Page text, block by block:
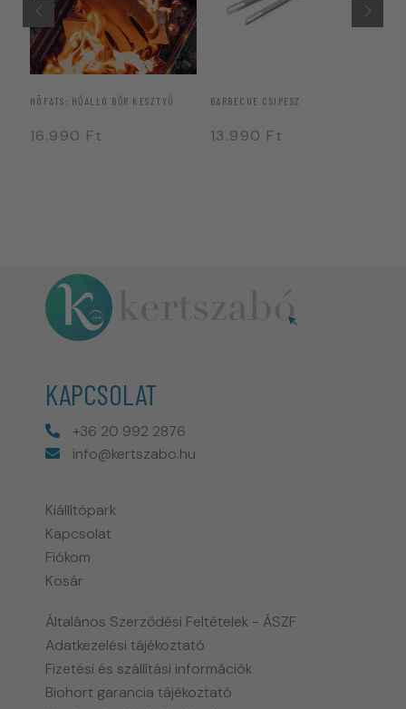
HÖFATS: HŐÁLLÓ BŐR KESZTYŰ
16.990 Ft
BARBECUE CSIPESZ
13.990 Ft
KAPCSOLAT
+36 20 992 2876
info@kertszabo.hu
Kiállítópark
Kapcsolat
Fiókom
Kosár
Általános Szerződési Feltételek - ÁSZF
Adatkezelési tájékoztató
Fizetési és szállítási információk
Biohort garancia tájékoztató